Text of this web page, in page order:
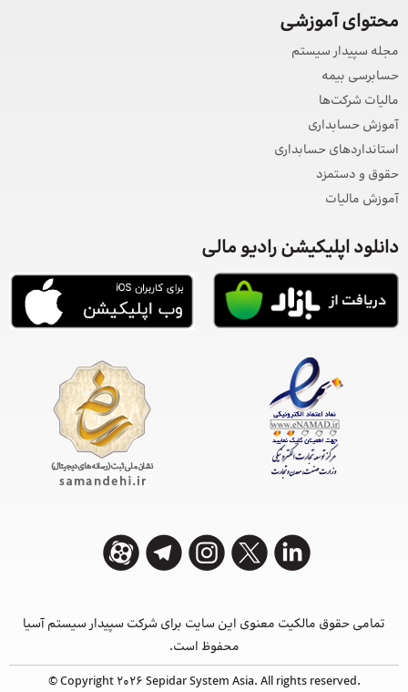
محتوای آموزشی
مجله سپیدار سیستم
حسابرسی بیمه
مالیات شرکت‌ها
آموزش حسابداری
استانداردهای حسابداری
حقوق و دستمزد
آموزش مالیات
دانلود اپلیکیشن رادیو مالی
تمامی حقوق مالکیت معنوی این ‌سایت برای شرکت سپیدار سیستم آسیا
محفوظ است.
© Copyright 2026 Sepidar System Asia. All rights reserved.